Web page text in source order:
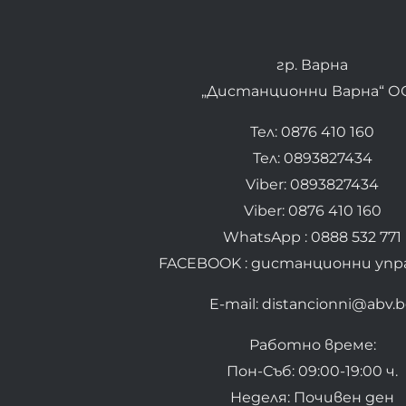
гр. Варна
„Дистанционни Варна“
Тел: 0876 410 160
Тел: 0893827434
Viber: 0893827434
Viber: 0876 410 160
WhatsApp : 0888 532 771
FACEBOOK : дистанционни
E-mail:
Работно време:
Пон-Съб: 09:00-19:00 ч.
Неделя: Почивен ден